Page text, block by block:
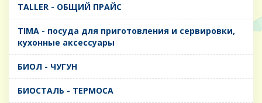
TALLER - ОБЩИЙ ПРАЙС
TIMA - посуда для приготовления и сервировки,
кухонные аксессуары
БИОЛ - ЧУГУН
БИОСТАЛЬ - ТЕРМОСА